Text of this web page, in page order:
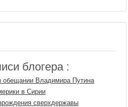
блогера :
Владимира Путина
в Сирии
сверхдержавы